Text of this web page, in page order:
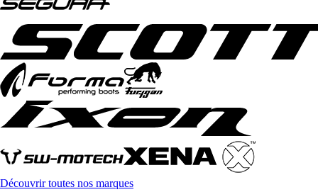
Découvrir toutes nos marques